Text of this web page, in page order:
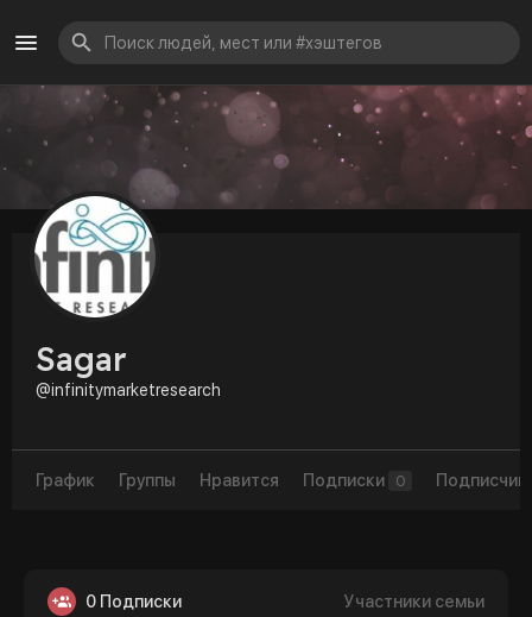
Sagar
@infinitymarketresearch
График Группы Нравится Подписки 0
0 Подписки Участники семьи